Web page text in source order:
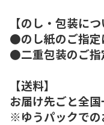
【のし・包装につ
●のし紙のご指定
●二重包装のご指
【送料】
お届け先ごと全国
※ゆうパックでの